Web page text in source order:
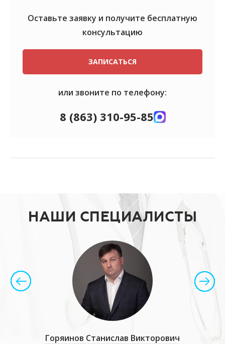
Оставьте заявку и получите бесплатную
консультацию
ЗАПИСАТЬСЯ
или звоните по телефону:
8 (863) 310-95-85
НАШИ СПЕЦИАЛИСТЫ
Горяинов Станислав Викторович